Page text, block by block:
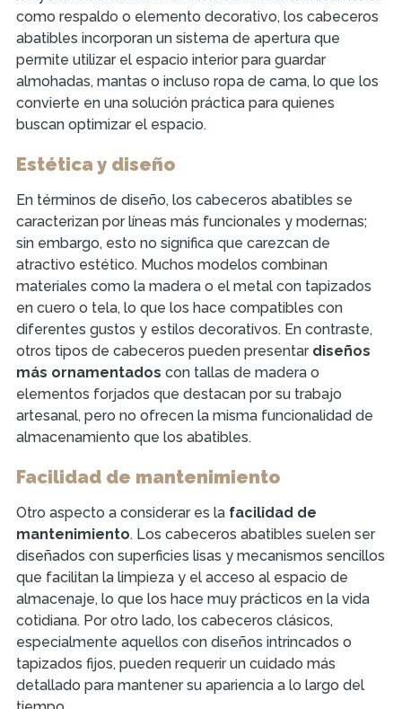
como respaldo o elemento decorativo, los cabeceros
abatibles incorporan un sistema de apertura que
permite utilizar el espacio interior para guardar
almohadas, mantas o incluso ropa de cama, lo que los
convierte en una solución práctica para quienes
buscan optimizar el espacio.
Estética y diseño
En términos de diseño, los cabeceros abatibles se
caracterizan por líneas más funcionales y modernas;
sin embargo, esto no significa que carezcan de
atractivo estético. Muchos modelos combinan
materiales como la madera o el metal con tapizados
en cuero o tela, lo que los hace compatibles con
diferentes gustos y estilos decorativos. En contraste,
otros tipos de cabeceros pueden presentar diseños
más ornamentados con tallas de madera o
elementos forjados que destacan por su trabajo
artesanal, pero no ofrecen la misma funcionalidad de
almacenamiento que los abatibles.
Facilidad de mantenimiento
Otro aspecto a considerar es la facilidad de
mantenimiento. Los cabeceros abatibles suelen ser
diseñados con superficies lisas y mecanismos sencillos
que facilitan la limpieza y el acceso al espacio de
almacenaje, lo que los hace muy prácticos en la vida
cotidiana. Por otro lado, los cabeceros clásicos,
especialmente aquellos con diseños intrincados o
tapizados fijos, pueden requerir un cuidado más
detallado para mantener su apariencia a lo largo del